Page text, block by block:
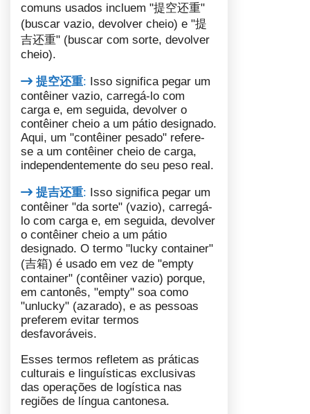
comuns usados incluem "提空还重"
(buscar vazio, devolver cheio) e "提
吉还重" (buscar com sorte, devolver
cheio).
提空还重: Isso significa pegar um
contêiner vazio, carregá-lo com
carga e, em seguida, devolver o
contêiner cheio a um pátio designado.
Aqui, um "contêiner pesado" refere-
se a um contêiner cheio de carga,
independentemente do seu peso real.
提吉还重: Isso significa pegar um
contêiner "da sorte" (vazio), carregá-
lo com carga e, em seguida, devolver
o contêiner cheio a um pátio
designado. O termo "lucky container"
(吉箱) é usado em vez de "empty
container" (contêiner vazio) porque,
em cantonês, "empty" soa como
"unlucky" (azarado), e as pessoas
preferem evitar termos
desfavoráveis.
Esses termos refletem as práticas
culturais e linguísticas exclusivas
das operações de logística nas
regiões de língua cantonesa.